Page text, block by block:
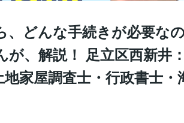
、どんな手続きが必要な
が、解説！ 足立区西新井
家屋調査士・行政書士・